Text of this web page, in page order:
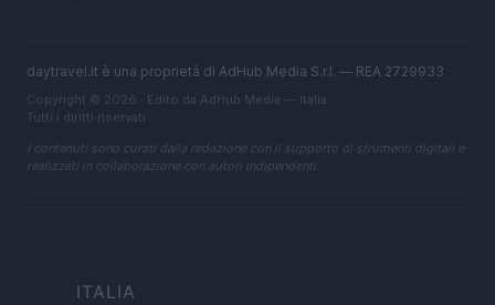
daytravel.it è una proprietà di AdHub Media S.r.l. — REA 2729933
Copyright © 2026 · Edito da AdHub Media — Italia
Tutti i diritti riservati
I contenuti sono curati dalla redazione con il supporto di strumenti digitali e
realizzati in collaborazione con autori indipendenti.
ITALIA